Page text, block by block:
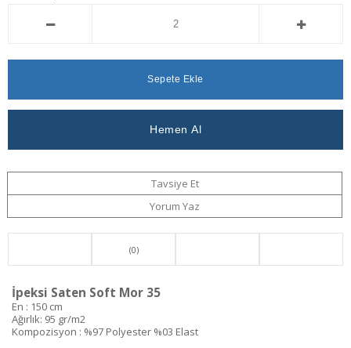
Ver
Tavsiye Et
Yorum Yaz
(0)
İpeksi Saten Soft Mor 35
En : 150 cm
Ağırlık: 95 gr/m2
Kompozisyon : %97 Polyester %03 Elast